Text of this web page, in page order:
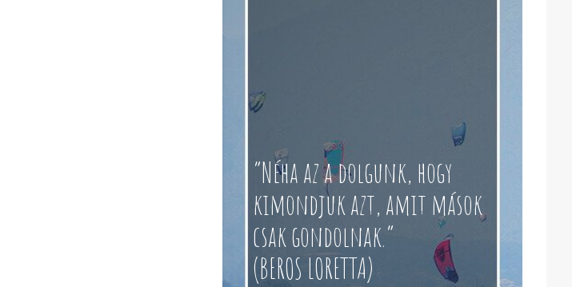
“Néha az a dolgunk, hogy
kimondjuk azt, amit mások
csak gondolnak.”
(BEROS LORETTA)